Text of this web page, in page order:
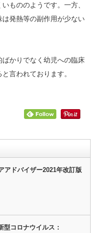
もののようです。一方、
発熱等の副作用が少ない
かりでなく幼児への臨床
言われております。
アドバイザー2021年改訂版
型コロナウイルス：